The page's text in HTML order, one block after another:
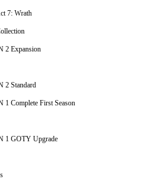
7: Wrath
2 Expansion
2 Standard
Complete First Season
1 GOTY Upgrade